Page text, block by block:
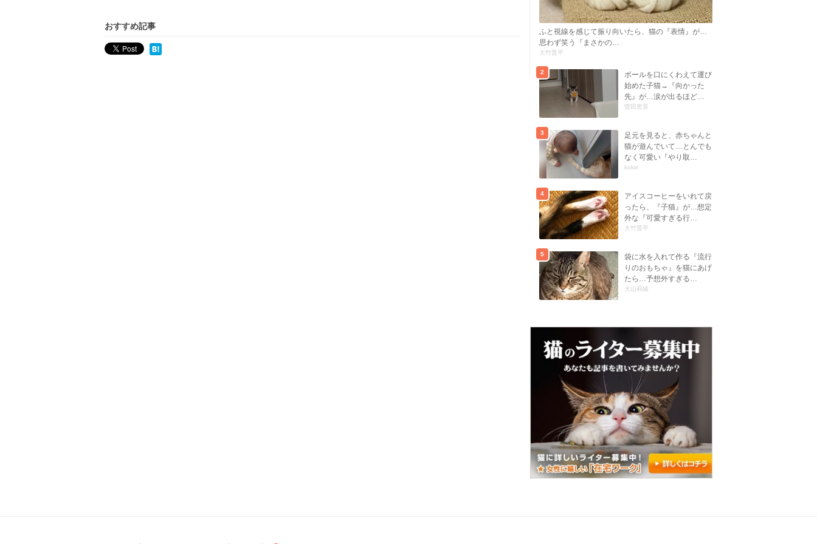
おすすめ記事
ふと視線を感じて振り向いたら、猫の『表情』が…
思わず笑う『まさかの…
大竹晋平
2
ボールを口にくわえて運び
始めた子猫→『向かった
先』が…涙が出るほど…
曽田恵音
3
足元を見ると、赤ちゃんと
猫が遊んでいて…とんでも
なく可愛い『やり取…
kokiri
4
アイスコーヒーをいれて戻
ったら、『子猫』が…想定
外な『可愛すぎる行…
大竹晋平
5
袋に水を入れて作る『流行
りのおもちゃ』を猫にあげ
たら…予想外すぎる…
犬山莉緒